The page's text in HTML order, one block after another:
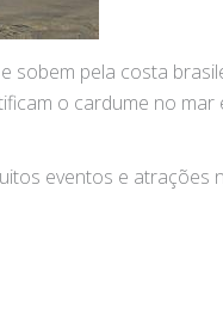
sobem pela costa
o cardume no mar
eventos e atrações